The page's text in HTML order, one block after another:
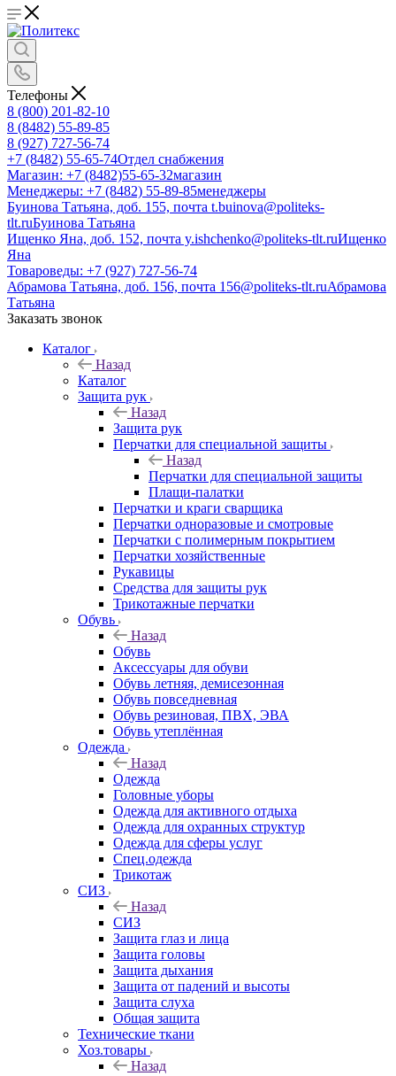
Телефоны
8 (800) 201-82-10
8 (8482) 55-89-85
8 (927) 727-56-74
+7 (8482) 55-65-74Отдел снабжения
Магазин: +7 (8482)55-65-32магазин
Менеджеры: +7 (8482) 55-89-85менеджеры
Буинова Татьяна, доб. 155, почта t.buinova@politeks-
tlt.ruБуинова Татьяна
Ищенко Яна, доб. 152, почта y.ishchenko@politeks-tlt.ruИщенко
Яна
Товароведы: +7 (927) 727-56-74
Абрамова Татьяна, доб. 156, почта 156@politeks-tlt.ruАбрамова
Татьяна
Заказать звонок
Каталог
Назад
Каталог
Защита рук
Назад
Защита рук
Перчатки для специальной защиты
Назад
Перчатки для специальной защиты
Плащи-палатки
Перчатки и краги сварщика
Перчатки одноразовые и смотровые
Перчатки с полимерным покрытием
Перчатки хозяйственные
Рукавицы
Средства для защиты рук
Трикотажные перчатки
Обувь
Назад
Обувь
Аксессуары для обуви
Обувь летняя, демисезонная
Обувь повседневная
Обувь резиновая, ПВХ, ЭВА
Обувь утеплённая
Одежда
Назад
Одежда
Головные уборы
Одежда для активного отдыха
Одежда для охранных структур
Одежда для сферы услуг
Спец.одежда
Трикотаж
СИЗ
Назад
СИЗ
Защита глаз и лица
Защита головы
Защита дыхания
Защита от падений и высоты
Защита слуха
Общая защита
Технические ткани
Хоз.товары
Назад